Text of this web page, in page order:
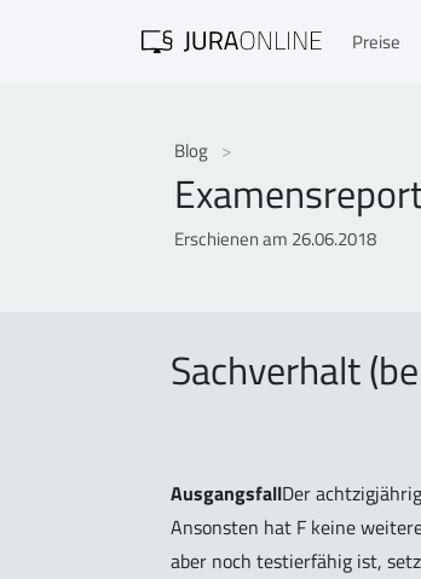
Preise
Blog
Erschienen am 26.06.2018
Sachverhalt
AusgangsfallDer
Ansonsten hat F keine
aber noch testierfähig ist,